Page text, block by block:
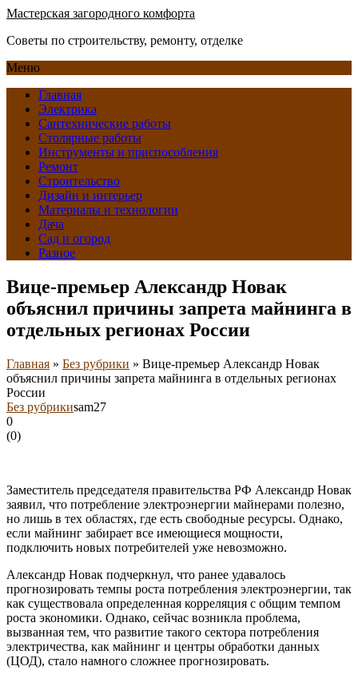
Мастерская загородного комфорта
Советы по строительству, ремонту, отделке
Меню
Главная
Электрика
Сантехнические работы
Столярные работы
Инструменты и приспособления
Ремонт
Строительство
Дизайн и интерьер
Материалы и технологии
Дача
Сад и огород
Разное
Вице-премьер Александр Новак
объяснил причины запрета майнинга в
отдельных регионах России
Главная » Без рубрики » Вице-премьер Александр Новак
объяснил причины запрета майнинга в отдельных регионах
России
Без рубрикиsam27
0
(0)
Заместитель председателя правительства РФ Александр Новак
заявил, что потребление электроэнергии майнерами полезно,
но лишь в тех областях, где есть свободные ресурсы. Однако,
если майнинг забирает все имеющиеся мощности,
подключить новых потребителей уже невозможно.
Александр Новак подчеркнул, что ранее удавалось
прогнозировать темпы роста потребления электроэнергии, так
как существовала определенная корреляция с общим темпом
роста экономики. Однако, сейчас возникла проблема,
вызванная тем, что развитие такого сектора потребления
электричества, как майнинг и центры обработки данных
(ЦОД), стало намного сложнее прогнозировать.